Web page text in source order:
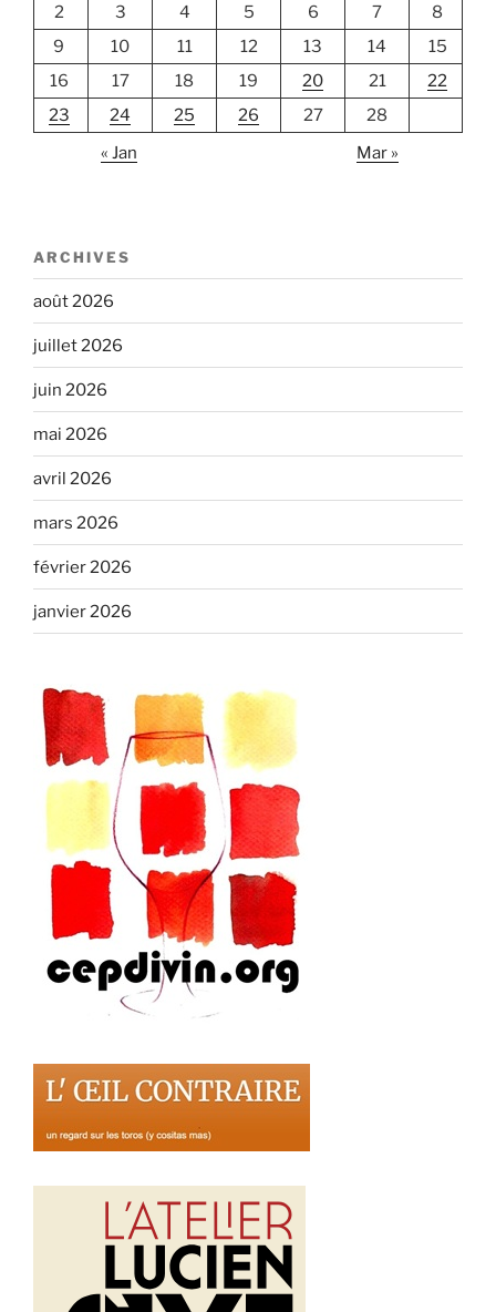
2
3 4 5 6 7
8
9
10 11 12 13 14
15
16
17 18 19 20 21
22
23
24 25 26 27
28
« Jan
Mar »
ARCHIVES
août 2026
juillet 2026
juin 2026
mai 2026
avril 2026
mars 2026
février 2026
janvier 2026